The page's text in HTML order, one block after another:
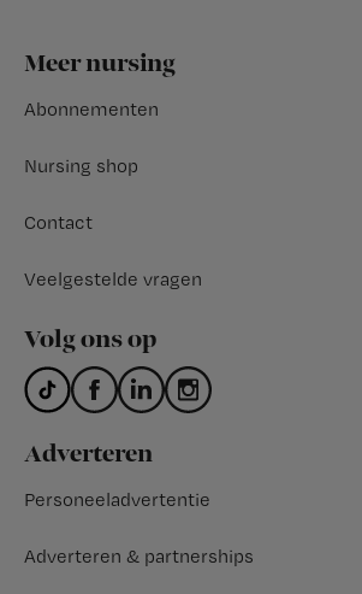
Footer
Meer nursing
Abonnementen
Nursing shop
Contact
Veelgestelde vragen
Volg ons op
Adverteren
Personeeladvertentie
Adverteren & partnerships